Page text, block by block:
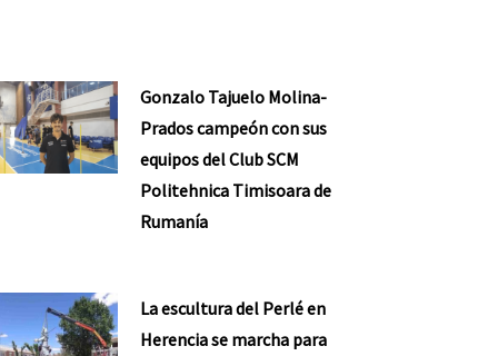
Gonzalo Tajuelo Molina-
Prados campeón con sus
equipos del Club SCM
Politehnica Timisoara de
Rumanía
La escultura del Perlé en
Herencia se marcha para